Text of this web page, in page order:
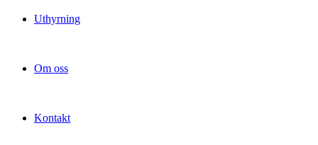
Uthyrning
Om oss
Kontakt